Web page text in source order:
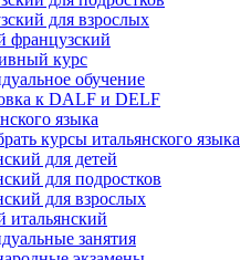
для взрослых
французский
курс
обучение
к DALF и DELF
языка
курсы итальянского языка
для детей
для подростков
для взрослых
итальянский
занятия